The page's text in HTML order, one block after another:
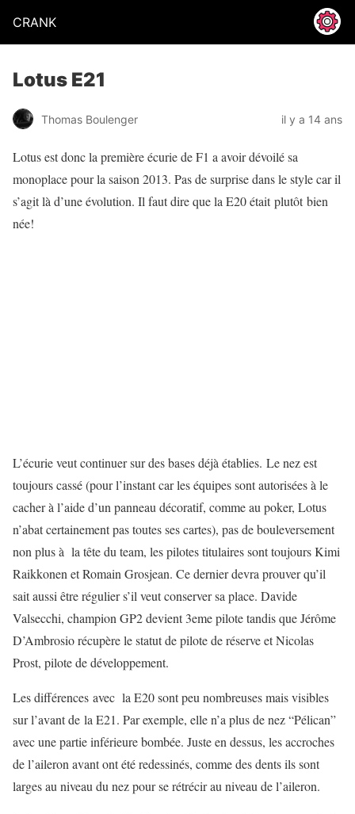
CRANK
Lotus E21
Thomas Boulenger il y a 14 ans
Lotus est donc la première écurie de F1 a avoir dévoilé sa
monoplace pour la saison 2013. Pas de surprise dans le style car il
s’agit là d’une évolution. Il faut dire que la E20 était plutôt bien
née!
L’écurie veut continuer sur des bases déjà établies. Le nez est
toujours cassé (pour l’instant car les équipes sont autorisées à le
cacher à l’aide d’un panneau décoratif, comme au poker, Lotus
n’abat certainement pas toutes ses cartes), pas de bouleversement
non plus à la tête du team, les pilotes titulaires sont toujours Kimi
Raikkonen et Romain Grosjean. Ce dernier devra prouver qu’il
sait aussi être régulier s’il veut conserver sa place. Davide
Valsecchi, champion GP2 devient 3eme pilote tandis que Jérôme
D’Ambrosio récupère le statut de pilote de réserve et Nicolas
Prost, pilote de développement.
Les différences avec la E20 sont peu nombreuses mais visibles
sur l’avant de la E21. Par exemple, elle n’a plus de nez “Pélican”
avec une partie inférieure bombée. Juste en dessus, les accroches
de l’aileron avant ont été redessinés, comme des dents ils sont
larges au niveau du nez pour se rétrécir au niveau de l’aileron.